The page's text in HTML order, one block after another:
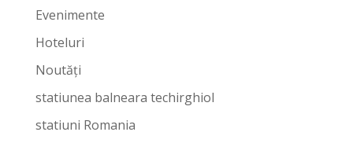
Evenimente
Hoteluri
Noutăți
statiunea balneara techirghiol
statiuni Romania